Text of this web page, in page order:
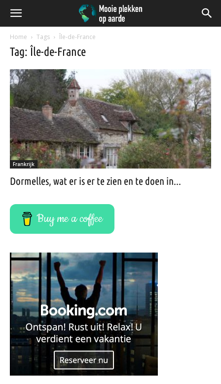
Home Tags Île-de-France
Tag: Île-de-France
Frankrijk
Dormelles, wat er is er te zien en te doen in...
Buy me a coffee